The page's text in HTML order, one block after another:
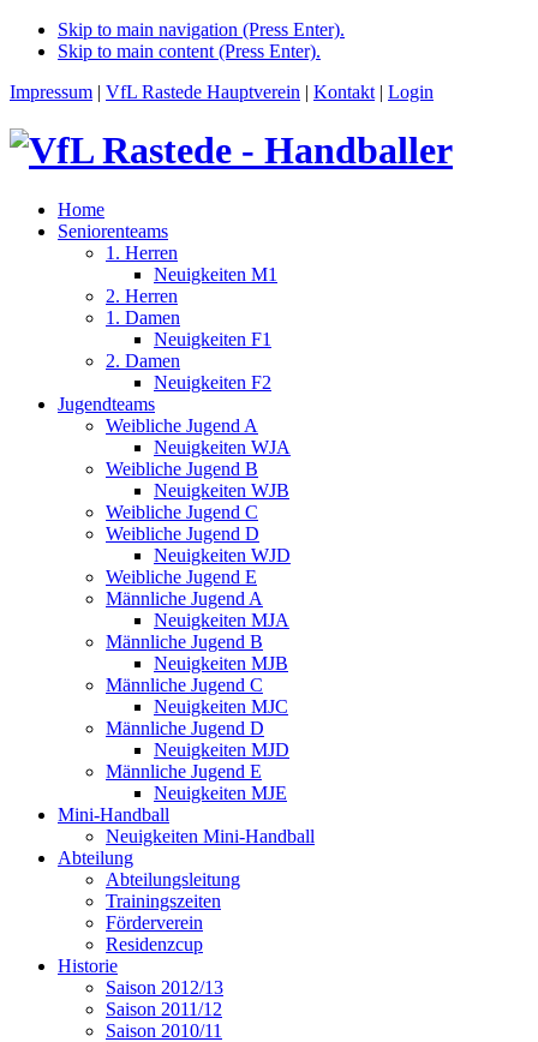
Skip to main navigation (Press Enter).
Skip to main content (Press Enter).
Impressum | VfL Rastede Hauptverein | Kontakt | Login
Home
Seniorenteams
1. Herren
Neuigkeiten M1
2. Herren
1. Damen
Neuigkeiten F1
2. Damen
Neuigkeiten F2
Jugendteams
Weibliche Jugend A
Neuigkeiten WJA
Weibliche Jugend B
Neuigkeiten WJB
Weibliche Jugend C
Weibliche Jugend D
Neuigkeiten WJD
Weibliche Jugend E
Männliche Jugend A
Neuigkeiten MJA
Männliche Jugend B
Neuigkeiten MJB
Männliche Jugend C
Neuigkeiten MJC
Männliche Jugend D
Neuigkeiten MJD
Männliche Jugend E
Neuigkeiten MJE
Mini-Handball
Neuigkeiten Mini-Handball
Abteilung
Abteilungsleitung
Trainingszeiten
Förderverein
Residenzcup
Historie
Saison 2012/13
Saison 2011/12
Saison 2010/11